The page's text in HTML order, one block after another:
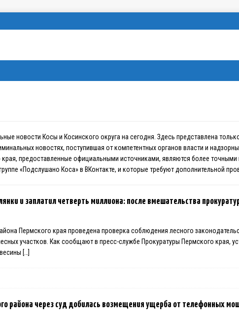
новости Косы и Косинского округа на сегодня. Здесь представлена
новостях, поступившая от компетентных органов власти и
предоставленные официальными источниками, являются более
«Подслушано Коса» в ВКонтакте, и которые требуют дополнительной
и заплатил четверть миллиона: после вмешательства
Пермского края проведена проверка соблюдения лесного
участков. Как сообщают в пресс-службе Прокуратуры Пермского края,
[…]
района через суд добилась возмещения ущерба от телефонных